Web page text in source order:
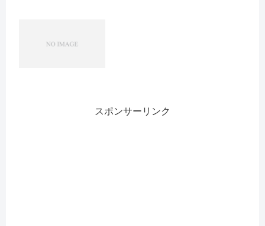
スポンサーリンク